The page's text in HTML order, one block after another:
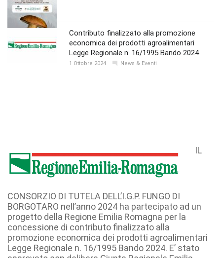
Contributo finalizzato alla promozione
economica dei prodotti agroalimentari
Legge Regionale n. 16/1995 Bando 2024
1 Ottobre 2024 News & Eventi
IL
CONSORZIO DI TUTELA DELL’I.G.P. FUNGO DI
BORGOTARO nell’anno 2024 ha partecipato ad un
progetto della Regione Emilia Romagna per la
concessione di contributo finalizzato alla
promozione economica dei prodotti agroalimentari
Legge Regionale n. 16/1995 Bando 2024. E’ stato